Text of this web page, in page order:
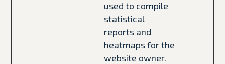
used to compile
statistical
reports and
heatmaps for the
website owner.